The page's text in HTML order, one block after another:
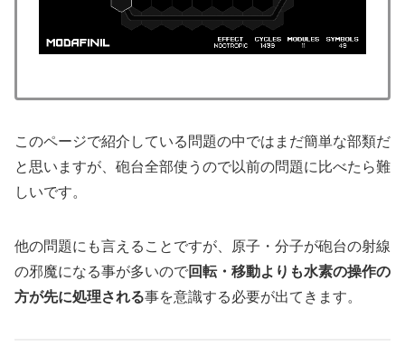
このページで紹介している問題の中ではまだ簡単な部類だ
と思いますが、砲台全部使うので以前の問題に比べたら難
しいです。
他の問題にも言えることですが、原子・分子が砲台の射線
の邪魔になる事が多いので回転・移動よりも水素の操作の
方が先に処理される事を意識する必要が出てきます。